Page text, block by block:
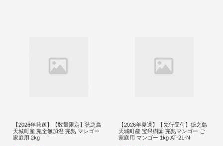
【2026年発送】【数量限定】徳之島
天城町産 完全無加温 完熟 マンゴー
家庭用 2kg
【2026年発送】【先行受付】徳之島
天城町産 宝果樹園 完熟マンゴー ご
家庭用 マンゴー 1kg AT-21-N